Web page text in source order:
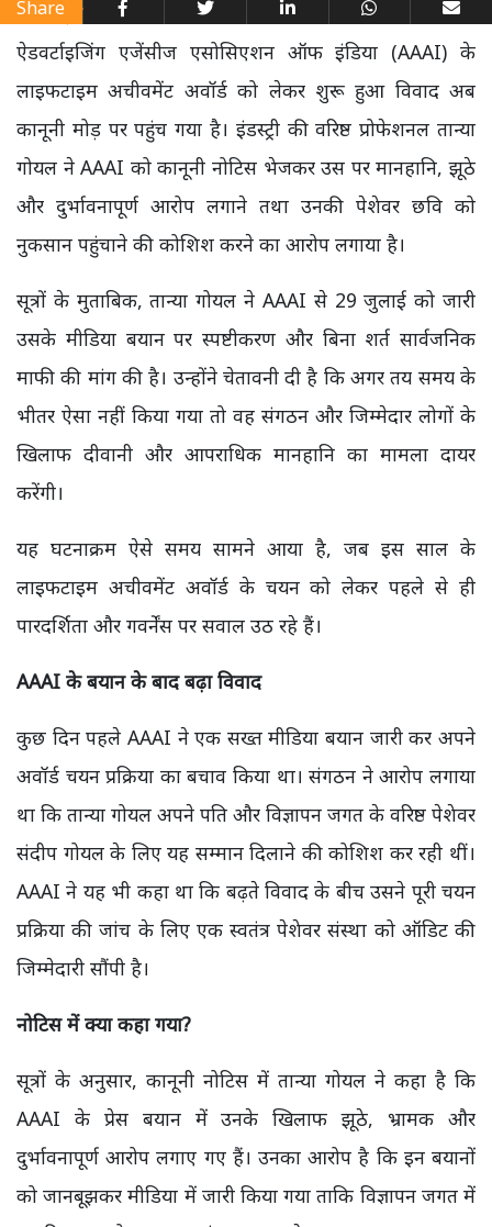
Share
ऐडवर्टाइजिंग एजेंसीज एसोसिएशन ऑफ इंडिया (AAAI) के
लाइफटाइम अचीवमेंट अवॉर्ड को लेकर शुरू हुआ विवाद अब
कानूनी मोड़ पर पहुंच गया है। इंडस्ट्री की वरिष्ठ प्रोफेशनल तान्या
गोयल ने AAAI को कानूनी नोटिस भेजकर उस पर मानहानि, झूठे
और दुर्भावनापूर्ण आरोप लगाने तथा उनकी पेशेवर छवि को
नुकसान पहुंचाने की कोशिश करने का आरोप लगाया है।
सूत्रों के मुताबिक, तान्या गोयल ने AAAI से 29 जुलाई को जारी
उसके मीडिया बयान पर स्पष्टीकरण और बिना शर्त सार्वजनिक
माफी की मांग की है। उन्होंने चेतावनी दी है कि अगर तय समय के
भीतर ऐसा नहीं किया गया तो वह संगठन और जिम्मेदार लोगों के
खिलाफ दीवानी और आपराधिक मानहानि का मामला दायर
करेंगी।
यह घटनाक्रम ऐसे समय सामने आया है, जब इस साल के
लाइफटाइम अचीवमेंट अवॉर्ड के चयन को लेकर पहले से ही
पारदर्शिता और गवर्नेंस पर सवाल उठ रहे हैं।
AAAI के बयान के बाद बढ़ा विवाद
कुछ दिन पहले AAAI ने एक सख्त मीडिया बयान जारी कर अपने
अवॉर्ड चयन प्रक्रिया का बचाव किया था। संगठन ने आरोप लगाया
था कि तान्या गोयल अपने पति और विज्ञापन जगत के वरिष्ठ पेशेवर
संदीप गोयल के लिए यह सम्मान दिलाने की कोशिश कर रही थीं।
AAAI ने यह भी कहा था कि बढ़ते विवाद के बीच उसने पूरी चयन
प्रक्रिया की जांच के लिए एक स्वतंत्र पेशेवर संस्था को ऑडिट की
जिम्मेदारी सौंपी है।
नोटिस में क्या कहा गया?
सूत्रों के अनुसार, कानूनी नोटिस में तान्या गोयल ने कहा है कि
AAAI के प्रेस बयान में उनके खिलाफ झूठे, भ्रामक और
दुर्भावनापूर्ण आरोप लगाए गए हैं। उनका आरोप है कि इन बयानों
को जानबूझकर मीडिया में जारी किया गया ताकि विज्ञापन जगत में